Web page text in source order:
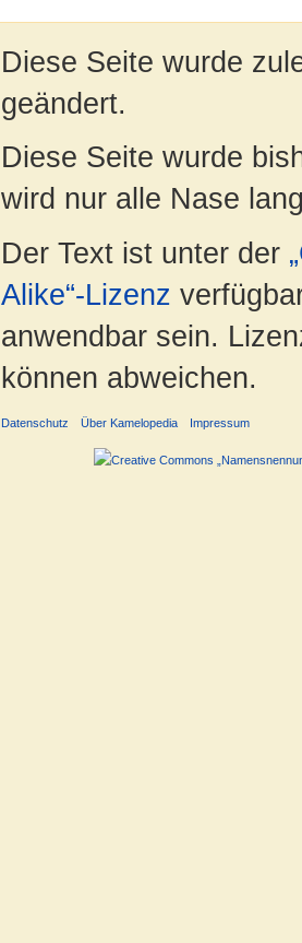
Diese Seite wurde
geändert.
Diese Seite wurde
wird nur alle Nase
Der Text ist unter der
Alike“-Lizenz
anwendbar sein.
können abweichen.
Datenschutz Über Kamelopedia Impressum